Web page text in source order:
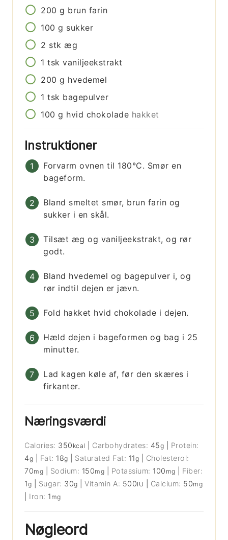
200 g brun farin
100 g sukker
2 stk æg
1 tsk vaniljeekstrakt
200 g hvedemel
1 tsk bagepulver
100 g hvid chokolade hakket
Instruktioner
Forvarm ovnen til 180°C. Smør en
bageform.
Bland smeltet smør, brun farin og
sukker i en skål.
Tilsæt æg og vaniljeekstrakt, og rør
godt.
Bland hvedemel og bagepulver i, og
rør indtil dejen er jævn.
Fold hakket hvid chokolade i dejen.
Hæld dejen i bageformen og bag i 25
minutter.
Lad kagen køle af, før den skæres i
firkanter.
Næringsværdi
Calories: 350 kcal Carbohydrates: 45g
Protein:
4g Fat: 18g Saturated Fat: 11g
Cholesterol:
70mg Sodium: 150mg Potassium: 100 mg
Fiber:
1g Sugar: 30g |Vitamin A: 500IU Calcium: 50mg
Iron: 1 mg
Nøgleord